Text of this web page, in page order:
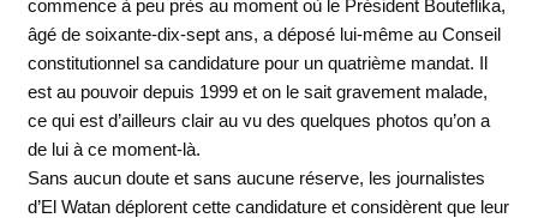
commence à peu près au moment où le Président Bouteflika,
âgé de soixante-dix-sept ans, a déposé lui-même au Conseil
constitutionnel sa candidature pour un quatrième mandat. Il
est au pouvoir depuis 1999 et on le sait gravement malade,
ce qui est d’ailleurs clair au vu des quelques photos qu’on a
de lui à ce moment-là.
Sans aucun doute et sans aucune réserve, les journalistes
d’El Watan déplorent cette candidature et considèrent que leur